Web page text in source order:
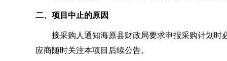
二、项目中止的原因
接采购人通知海原县财政局要求申报采购计划时
应商随时关注本项目后续公告。